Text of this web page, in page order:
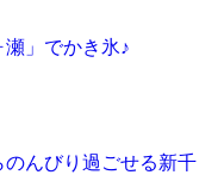
」でかき氷♪
んびり過ごせる新千